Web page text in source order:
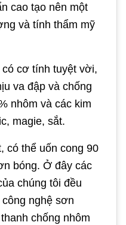
cao tạo nên một
và tính thẩm mỹ
cơ tính tuyệt vời,
va đập và chống
nhôm và các kim
magie, sắt.
có thể uốn cong 90
bóng. Ở đây các
chúng tôi đều
nghệ sơn
chống nhôm